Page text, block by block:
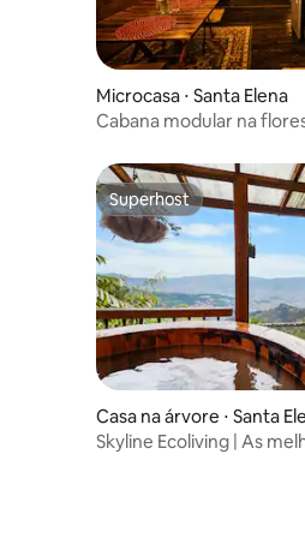
Microcasa ⋅ Santa Elena
Cabana modular na
Superhost
Superhost
Casa na árvore ⋅ Santa
Skyline Ecoliving | As